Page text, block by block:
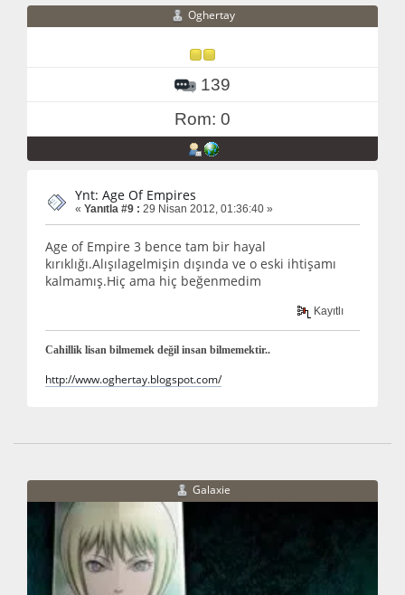
Oghertay
139
Rom: 0
Ynt: Age Of Empires
« Yanıtla #9 : 29 Nisan 2012, 01:36:40 »
Age of Empire 3 bence tam bir hayal
kırıklığı.Alışılagelmişin dışında ve o eski ihtişamı
kalmamış.Hiç ama hiç beğenmedim
Kayıtlı
Cahillik lisan bilmemek değil insan bilmemektir..
http://www.oghertay.blogspot.com/
Galaxie